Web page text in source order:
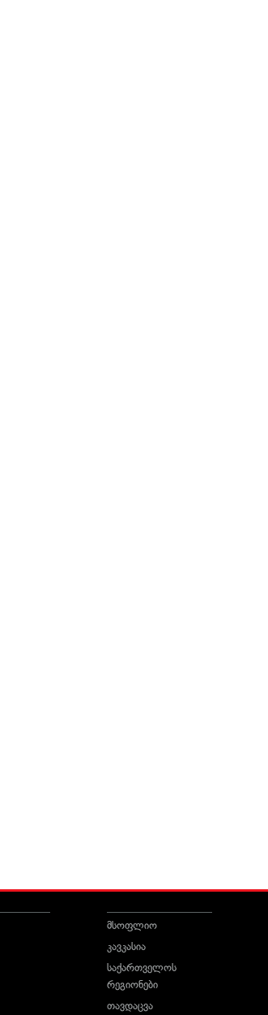
მსოფლიო
კავკასია
საქართველოს
რეგიონები
თავდაცვა